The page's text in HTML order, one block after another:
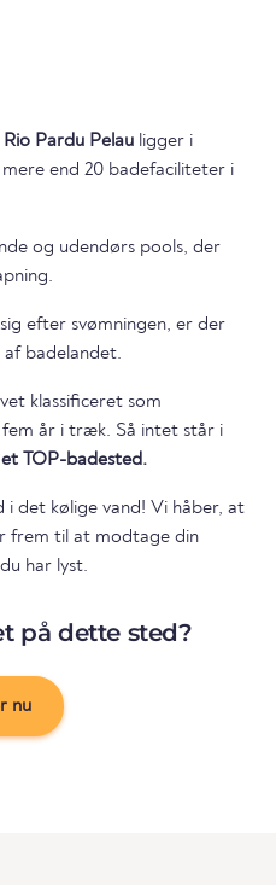
Pardu Pelau ligger i
end 20 badefaciliteter i
og udendørs pools, der
efter svømningen, er der
badelandet.
klassificeret som
TOP-badested.
i det kølige vand! Vi håber, at
frem til at modtage din
har lyst.
på dette sted?
nu